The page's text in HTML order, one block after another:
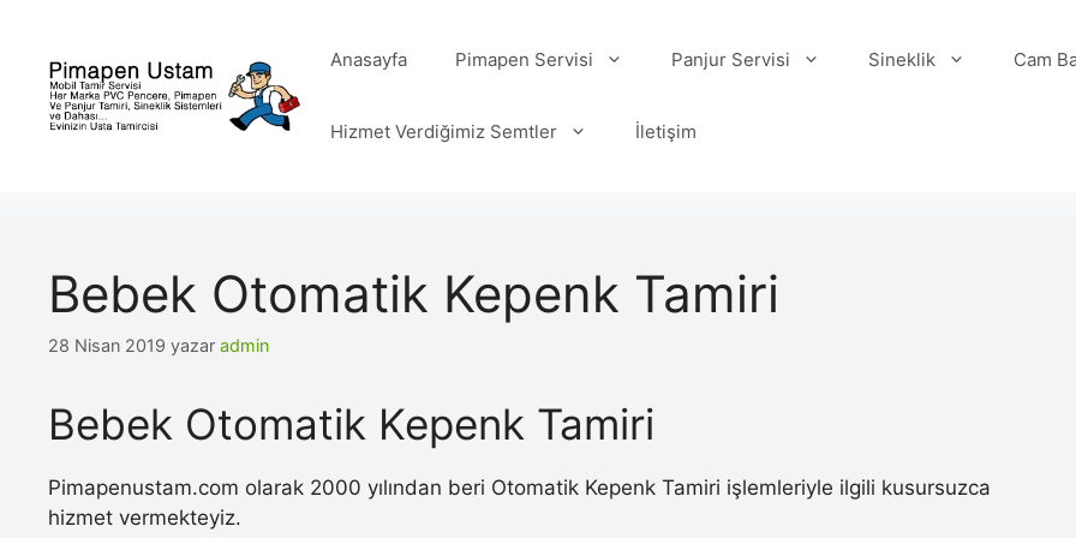
Anasayfa Pimapen Servisi Panjur Servisi Sineklik Cam
Hizmet Verdiğimiz Semtler İletişim
Bebek Otomatik Kepenk Tamiri
28 Nisan 2019 yazar admin
Bebek Otomatik Kepenk Tamiri
Pimapenustam.com olarak 2000 yılından beri Otomatik Kepenk Tamiri işlemleriyle ilgili kusursuzca
hizmet vermekteyiz.